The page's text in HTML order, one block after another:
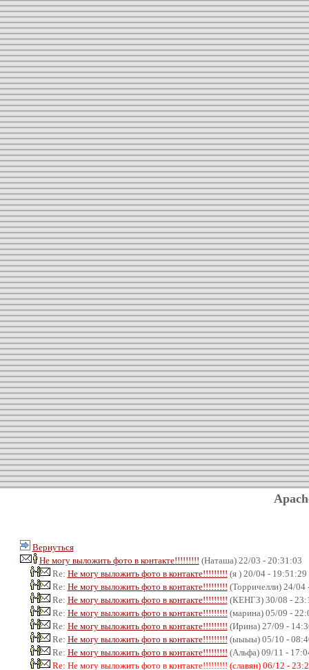
Вернуться
Не могу выложить фото в контакте!!!!!!!!! (Наташа) 22/03 - 20:31:03
Re: Не могу выложить фото в контакте!!!!!!!!! (я ) 20/04 - 19:51:29
Re: Не могу выложить фото в контакте!!!!!!!!! (Торричелли) 24/04
Re: Не могу выложить фото в контакте!!!!!!!!! (КЕНГЗ) 30/08 -
Re: Не могу выложить фото в контакте!!!!!!!!! (марина) 05/09 -
Re: Не могу выложить фото в контакте!!!!!!!!! (Ирина) 27/09 -
Re: Не могу выложить фото в контакте!!!!!!!!! (ыыыы) 05/10 -
Re: Не могу выложить фото в контакте!!!!!!!!! (Альфа) 09/11 -
Re: Не могу выложить фото в контакте!!!!!!!!! (славян) 06/12 -